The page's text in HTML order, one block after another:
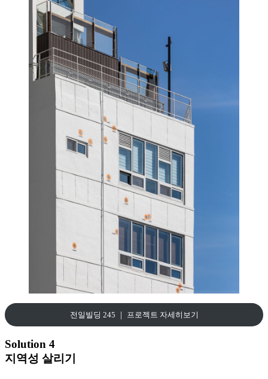
전일빌딩 245 ｜ 프로젝트 자세히보기
Solution 4
지역성 살리기